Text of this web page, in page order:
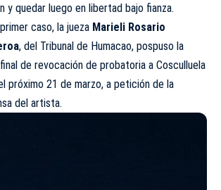
y quedar luego en libertad bajo fianza.
caso, la jueza Marieli Rosario
, del Tribunal de Humacao, pospuso la
de revocación de probatoria a Cosculluela
próximo 21 de marzo, a petición de la
del artista.